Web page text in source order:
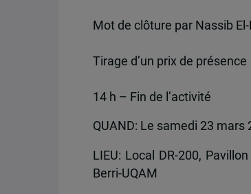
Mot de clôture par Nassib
Tirage d’un prix de présence
14 h – Fin de l’activité
QUAND: Le samedi 23 mars
LIEU: Local DR-200,
Berri-UQAM